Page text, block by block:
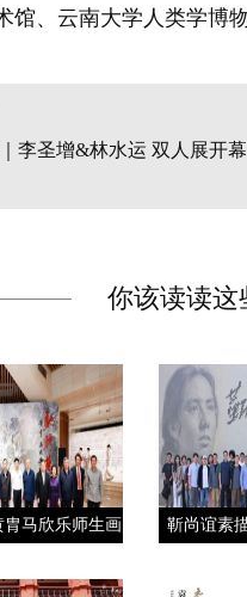
、云南大学人类学博
李圣增&林水运 双人展开幕
你该读读这
马欣乐师生画 靳尚谊素